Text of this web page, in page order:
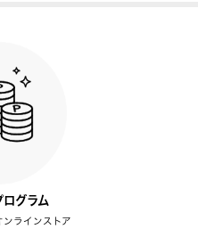
ログラム
ラインストア